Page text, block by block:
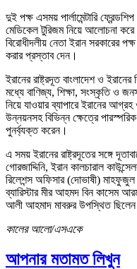
দুই পক্ষ এসময় পার্লামেন্টারি
মেডিকেল টুরিজম নিয়ে আলোচনা
বিরোধীদলীয় নেতা ইরান সরকারের
করার প্রস্তাব দেন।
ইরানের রাষ্ট্রদূত বাংলাদেশ ও
মধ্যে বাণিজ্য, শিক্ষা, সংস্কৃতি ও
নিয়ে যাওয়ার ব্যাপারে ইরানের
উন্নয়নসহ বিভিন্ন ক্ষেত্রে
পুনর্ব্যক্ত করেন।
এ সময় ইরানের রাষ্ট্রদূতের সঙ্গে
গোরজাদ্দিনি, ইরান কালচারাল
রিলেশন্স অফিসার (দোভাষী) মাহফুজুল
ব্যারিস্টার মীর আহমদ বিন কাসেম
আলী আহমাদ মাবরুর উপস্থিত
কালের আলো/এসএকে
আপনার মতামত লিখুন